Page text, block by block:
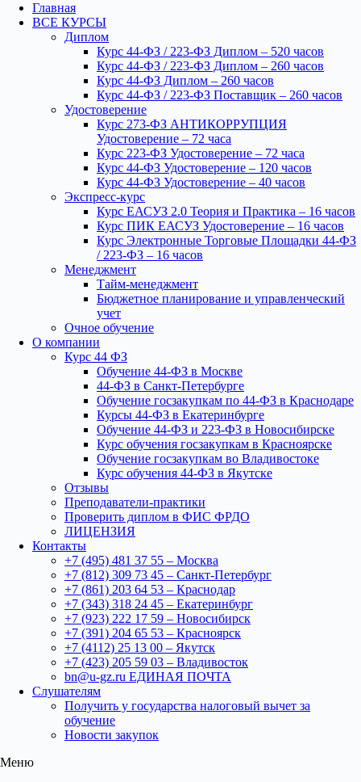
Главная
ВСЕ КУРСЫ
Диплом
Курс 44-ФЗ / 223-ФЗ Диплом – 520 часов
Курс 44-ФЗ / 223-ФЗ Диплом – 260 часов
Курс 44-ФЗ Диплом – 260 часов
Курс 44-ФЗ / 223-ФЗ Поставщик – 260 часов
Удостоверение
Курс 273-ФЗ АНТИКОРРУПЦИЯ
Удостоверение – 72 часа
Курс 223-ФЗ Удостоверение – 72 часа
Курс 44-ФЗ Удостоверение – 120 часов
Курс 44-ФЗ Удостоверение – 40 часов
Экспресс-курс
Курс ЕАСУЗ 2.0 Теория и Практика – 16 часов
Курс ПИК ЕАСУЗ Удостоверение – 16 часов
Курс Электронные Торговые Площадки 44-ФЗ
/ 223-ФЗ – 16 часов
Менеджмент
Тайм-менеджмент
Бюджетное планирование и управленческий
учет
Очное обучение
О компании
Курс 44 ФЗ
Обучение 44-ФЗ в Москве
44-ФЗ в Санкт-Петербурге
Обучение госзакупкам по 44-ФЗ в Краснодаре
Курсы 44-ФЗ в Екатеринбурге
Обучение 44-ФЗ и 223-ФЗ в Новосибирске
Курс обучения госзакупкам в Красноярске
Обучение госзакупкам во Владивостоке
Курс обучения 44-ФЗ в Якутске
Отзывы
Преподаватели-практики
Проверить диплом в ФИС ФРДО
ЛИЦЕНЗИЯ
Контакты
+7 (495) 481 37 55 – Москва
+7 (812) 309 73 45 – Санкт-Петербург
+7 (861) 203 64 53 – Краснодар
+7 (343) 318 24 45 – Екатеринбург
+7 (923) 222 17 59 – Новосибирск
+7 (391) 204 65 53 – Красноярск
+7 (4112) 25 13 00 – Якутск
+7 (423) 205 59 03 – Владивосток
bn@u-gz.ru ЕДИНАЯ ПОЧТА
Слушателям
Получить у государства налоговый вычет за
обучение
Новости закупок
Меню